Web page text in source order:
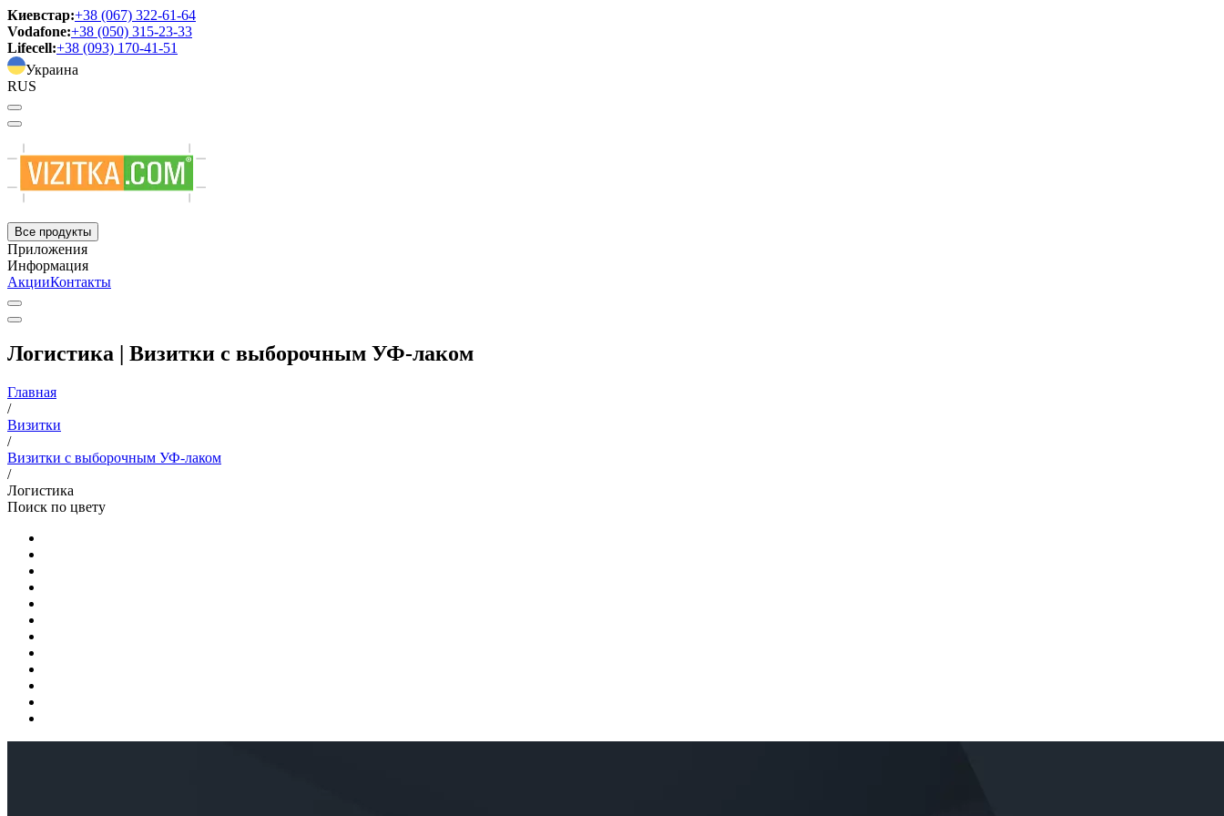
Киевстар:+38 (067) 322-61-64
Vodafone:+38 (050) 315-23-33
Lifecell:+38 (093) 170-41-51
Украина
RUS
Все продукты
Приложения
Информация
АкцииКонтакты
Логистика | Визитки с выборочным УФ-лаком
Главная
/
Визитки
/
Визитки с выборочным УФ-лаком
/
Логистика
Поиск по цвету